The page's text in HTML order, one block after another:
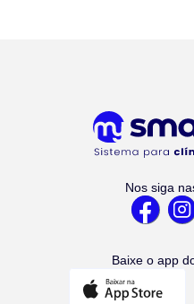
Nos siga
Baixe o app